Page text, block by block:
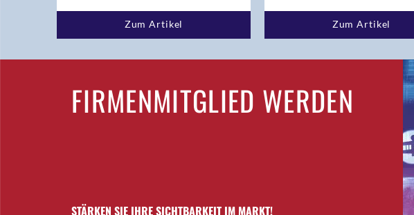
Zum Artikel Zum Artikel
FIRMENMITGLIED WERDEN
STÄRKEN SIE IHRE SICHTBARKEIT IM MARKT!